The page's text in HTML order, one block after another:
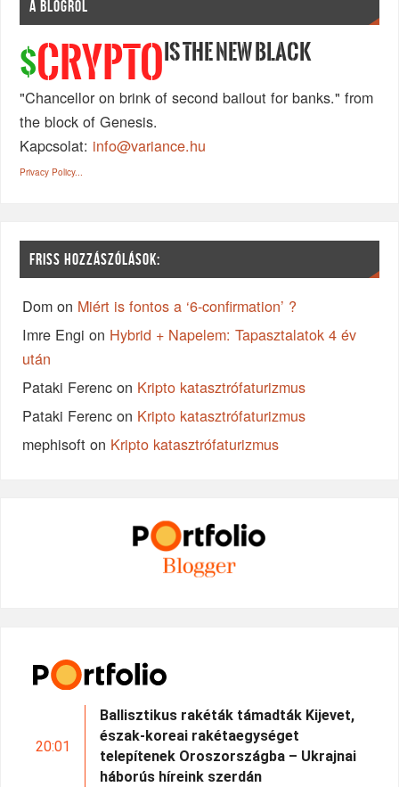
A BLOGRÓL
$CRYPTO IS THE NEW BLACK
"Chancellor on brink of second bailout for banks." from
the block of Genesis.
Kapcsolat: info@variance.hu
Privacy Policy...
FRISS HOZZÁSZÓLÁSOK:
Dom on Miért is fontos a ‘6-confirmation’ ?
Imre Engi on Hybrid + Napelem: Tapasztalatok 4 év
után
Pataki Ferenc on Kripto katasztrófaturizmus
Pataki Ferenc on Kripto katasztrófaturizmus
mephisoft on Kripto katasztrófaturizmus
20:01
Ballisztikus rakéták támadták Kijevet,
észak-koreai rakétaegységet
telepítenek Oroszországba – Ukrajnai
háborús híreink szerdán